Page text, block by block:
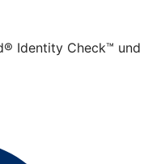
Identity Check™ und